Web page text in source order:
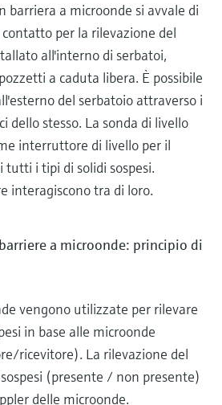
barriera a microonde si avvale di
per la rilevazione del
all'interno di serbatoi,
a caduta libera. È possibile
del serbatoio attraverso i
dello stesso. La sonda di livello
interruttore di livello per il
tutti i tipi di solidi sospesi.
interagiscono tra di loro.
a microonde: principio di
vengono utilizzate per rilevare
in base alle microonde
ricevitore). La rilevazione del
(presente / non presente)
delle microonde.